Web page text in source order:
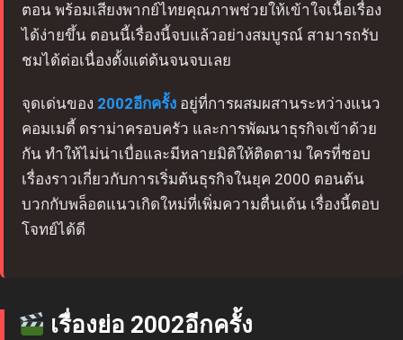
ตอน พร้อมเสียงพากย์ไทยคุณภาพช่วยให้เข้าใจเนื้อเรื่อง
ได้ง่ายขึ้น ตอนนี้เรื่องนี้จบแล้วอย่างสมบูรณ์ สามารถรับ
ชมได้ต่อเนื่องตั้งแต่ต้นจนจบเลย
จุดเด่นของ 2002อีกครั้ง อยู่ที่การผสมผสานระหว่างแนว
คอมเมดี้ ดราม่าครอบครัว และการพัฒนาธุรกิจเข้าด้วย
กัน ทำให้ไม่น่าเบื่อและมีหลายมิติให้ติดตาม ใครที่ชอบ
เรื่องราวเกี่ยวกับการเริ่มต้นธุรกิจในยุค 2000 ตอนต้น
บวกกับพล็อตแนวเกิดใหม่ที่เพิ่มความตื่นเต้น เรื่องนี้ตอบ
โจทย์ได้ดี
เรื่องย่อ 2002อีกครั้ง